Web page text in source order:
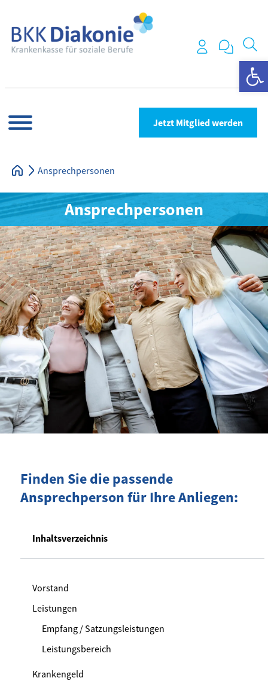
Jetzt Mitglied werden
Ansprechpersonen
Ansprechpersonen
Finden Sie die passende
Ansprechperson für Ihre Anliegen:
Inhaltsverzeichnis
Vorstand
Leistungen
Empfang / Satzungsleistungen
Leistungsbereich
Krankengeld